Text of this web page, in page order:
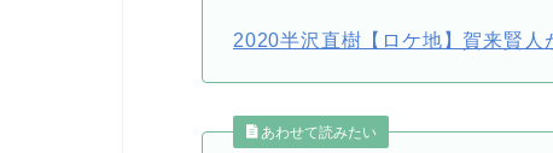
2020半沢直樹【ロケ地】賀来賢人
あわせて読みたい